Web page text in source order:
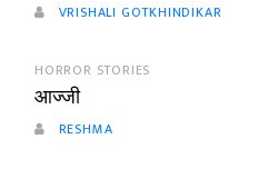
VRISHALI GOTKHINDIKAR
HORROR STORIES
आज्जी
RESHMA